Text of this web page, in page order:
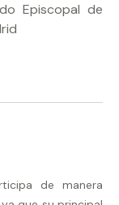
Episcopal de
de manera